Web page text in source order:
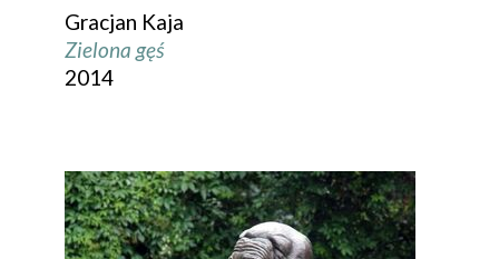
Gracjan Kaja
Zielona gęś
2014